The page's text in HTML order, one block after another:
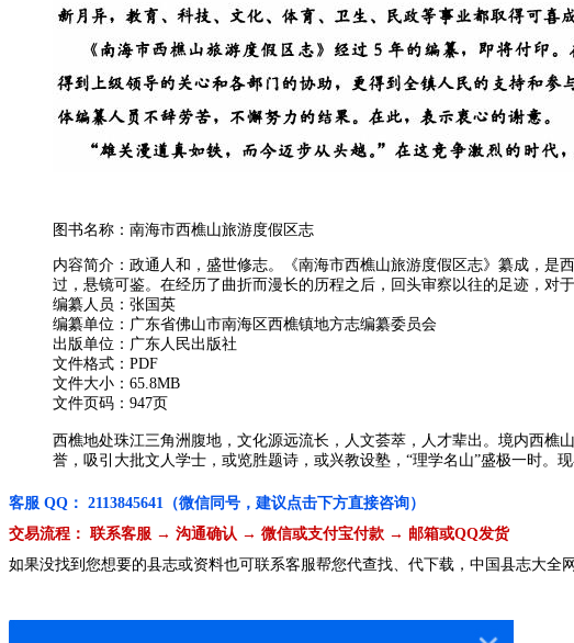
图书名称：南海市西樵山旅游度假区志
内容简介：政通人和，盛世修志。《南海市西樵山旅游度假区志》纂成，
过，悬镜可鉴。在经历了曲折而漫长的历程之后，回头审察以往的足迹，对
编纂人员：张国英
编纂单位：广东省佛山市南海区西樵镇地方志编纂委员会
出版单位：广东人民出版社
文件格式：PDF
文件大小：65.8MB
文件页码：947页
西樵地处珠江三角洲腹地，文化源远流长，人文荟萃，人才辈出。境内西樵
誉，吸引大批文人学士，或览胜题诗，或兴教设塾，“理学名山”盛极一时。
客服 QQ： 2113845641（微信同号，建议点击下方直接咨询）
交易流程： 联系客服 → 沟通确认 → 微信或支付宝付款 → 邮箱或QQ发货
如果没找到您想要的县志或资料也可联系客服帮您代查找、代下载，中国县志大全